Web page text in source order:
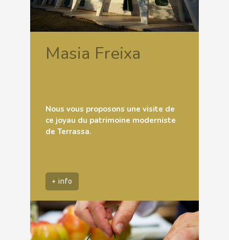
Masia Freixa
Nous vous proposons une visite de
ce joyau du patrimoine moderniste
de Terrassa.
+ info